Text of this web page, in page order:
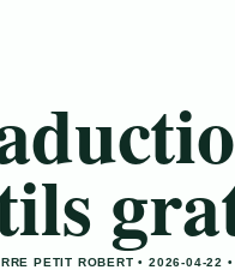
PETIT ROBERT • 2026-04-22 •